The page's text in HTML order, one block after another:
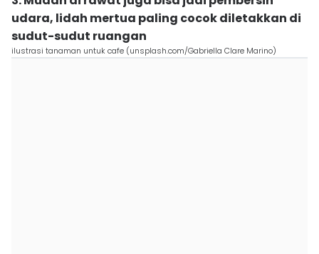
udara, lidah mertua paling cocok diletakkan di
sudut-sudut ruangan
ilustrasi tanaman untuk cafe (unsplash.com/Gabriella Clare Marino)